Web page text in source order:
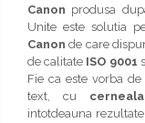
Canon produsa
Unite este solutia
Canon de care
de calitate ISO 9001
Fie ca este vorba
text, cu
intotdeauna